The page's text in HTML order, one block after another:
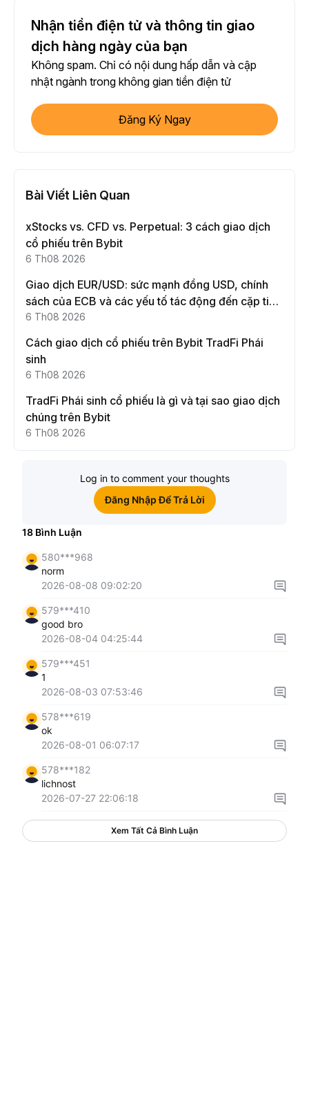
Nhận tiền điện tử và thông tin giao
dịch hàng ngày của bạn
Không spam. Chỉ có nội dung hấp dẫn và cập
nhật ngành trong không gian tiền điện tử
Đăng Ký Ngay
Bài Viết Liên Quan
xStocks vs. CFD vs. Perpetual: 3 cách giao dịch
cổ phiếu trên Bybit
6 Th08 2026
Giao dịch EUR/USD: sức mạnh đồng USD, chính
sách của ECB và các yếu tố tác động đến cặp tiền
này
6 Th08 2026
Cách giao dịch cổ phiếu trên Bybit TradFi Phái
sinh
6 Th08 2026
TradFi Phái sinh cổ phiếu là gì và tại sao giao dịch
chúng trên Bybit
6 Th08 2026
Log in to comment your thoughts
Đăng Nhập Để Trả Lời
18 Bình Luận
580***968
norm
2026-08-08 09:02:20
579***410
good bro
2026-08-04 04:25:44
579***451
1
2026-08-03 07:53:46
578***619
ok
2026-08-01 06:07:17
578***182
lichnost
2026-07-27 22:06:18
Xem Tất Cả Bình Luận